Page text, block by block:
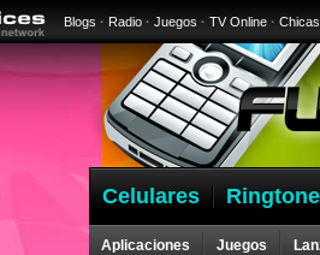
Blogs · Radio · Juegos · TV Online · Chicas
Celulares
Aplicaciones Juegos